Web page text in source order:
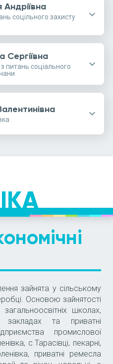
соцільного захисту
expand_more
Сергіївна
з питань соціального
expand_more
expand_more
зайнята у сільському
Основою зайнятості
школах,
закладах та приватні
промислової
с.Тарасівці, пекарні,
приватні ремесла